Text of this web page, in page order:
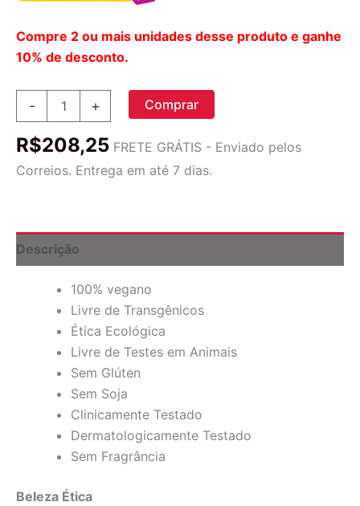
Compre 2 ou mais unidades desse produto e ganhe
10% de desconto.
-
Hidratante
os
Hialurônico,
14
quantidade
+ Comprar
R$208,25 FRETE GRÁTIS - Enviado pelos
Correios. Entrega em até 7 dias.
Descrição
100% vegano
Livre de Transgênicos
Ética Ecológica
Livre de Testes em Animais
Sem Glúten
Sem Soja
Clinicamente Testado
Dermatologicamente Testado
Sem Fragrância
Beleza Ética